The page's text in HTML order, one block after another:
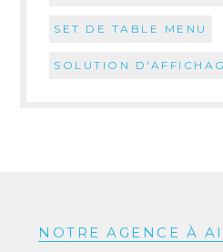
SET DE TABLE MENU
SOLUTION
NOTRE AGENCE À